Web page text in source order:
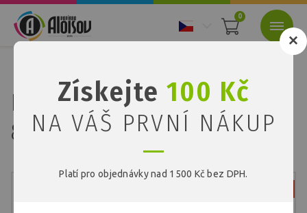
0
Plotrová role
80g/914x50m
Získejte100 Kč
NA VÁŠ PRVNÍ NÁKUP
Platí pro objednávky nad 1500 Kč bez DPH.